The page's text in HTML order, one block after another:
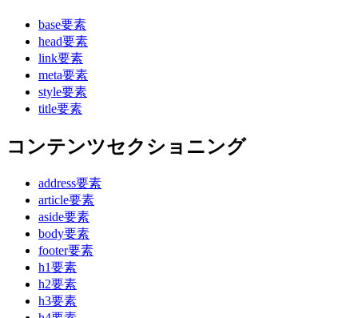
base要素
head要素
link要素
meta要素
style要素
title要素
コンテンツセクショニング
address要素
article要素
aside要素
body要素
footer要素
h1要素
h2要素
h3要素